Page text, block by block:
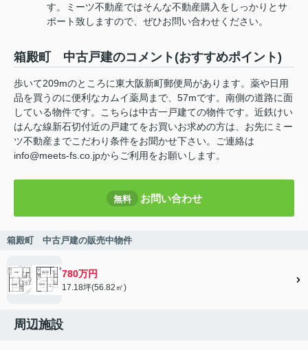
す。ミーツ不動産ではそんな不動産購入をしっかりとサ
ポート致しますので、ぜひお問い合わせください。
箱殿町 中古戸建のコメント(おすすめポイント)
歩いて209mのところに東大阪新町郵便局があります。薬や日用
品を買うのに便利なカムイ薬局まで、57mです。南側の道路に面
している物件です。こちらは中古一戸建ての物件です。近鉄けい
はんな線新石切付近の戸建てをお買いお求めの方は、お先にミー
ツ不動産までこだわり条件をお聞かせ下さい。ご連絡は
info@meets-fs.co.jpからご利用をお願いします。
無料 お問い合わせ
箱殿町 中古戸建の販売中物件
780万円
17.18坪(56.82㎡)
周辺施設